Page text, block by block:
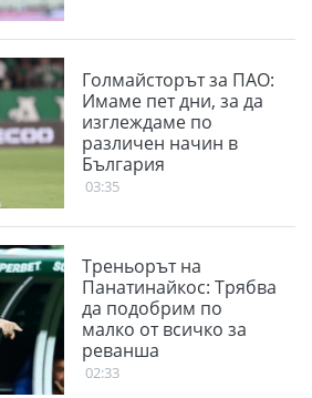
Голмайсторът за ПАО:
Имаме пет дни, за да
изглеждаме по
различен начин в
България
03:35
Треньорът на
Панатинайкос: Трябва
да подобрим по
малко от всичко за
реванша
02:33